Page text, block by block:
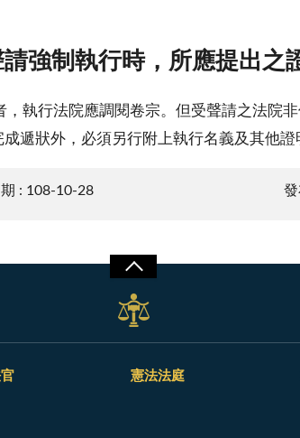
強制執行時，所應提出之
執行法院應調閱卷宗。但受聲請之法院
遞狀外，必須另行附上執行名義及其他
: 108-10-28
憲法法庭